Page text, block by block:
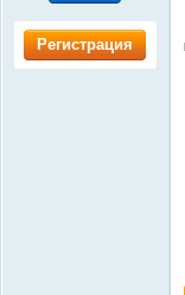
Регистрация